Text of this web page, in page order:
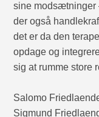
sine modsætninger
der også
det er da den
opdage og
sig at rumme store
Salomo
Sigmund